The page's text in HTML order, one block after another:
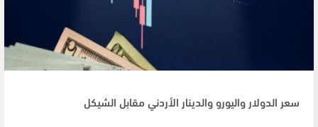
سعر الدولار واليورو والدينار الأردني مقابل الشيكل